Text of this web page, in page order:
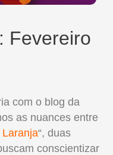
Fevereiro
com o blog da
as nuances entre
“, duas
conscientizar